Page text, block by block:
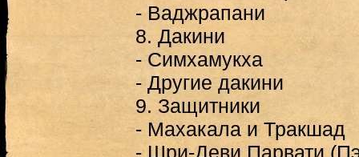
- Ваджрапани
8. Дакини
- Симхамукха
- Другие дакини
9. Защитники
- Махакала и Тракшад
- Шри-Деви Парвати